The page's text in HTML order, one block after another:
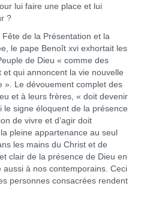
lui faire une place et lui
?
de la Présentation et la
le pape Benoît xvi exhortait les
de Dieu « comme des
et qui annoncent la vie nouvelle
». Le dévouement complet des
et à leurs frères, « doit devenir
le signe éloquent de la présence
de vivre et d’agir doit
pleine appartenance au seul
les mains du Christ et de
clair de la présence de Dieu en
à nos contemporains. Ceci
personnes consacrées rendent